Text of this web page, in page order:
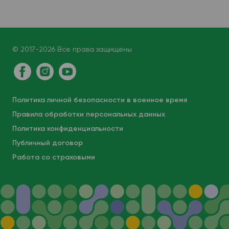
© 2017-2026 Все права защищены
Политика личной безопасности в военное время
Правила обработки персональных данных
Политика конфиденциальности
Публичный договор
Работа со страховыми